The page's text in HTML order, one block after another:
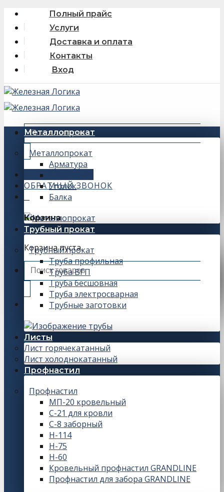
Skip
content
Полный прайс
Услуги
Доставка и оплата
Контакты
Вход
Искать:
+7 (343) 243-56-66
ОБРАТНЫЙ ЗВОНОК
Корзина
Корзина пуста.
Искать:
Металлопрокат
Металлопрокат
Арматура
Уголок
Балка
Трубный прокат
Трубный прокат
Труба профильная
Труба ВГП
Труба бесшовная
Труба электросварная
Трубные заготовки
Листы
Лист горячекатанный
Лист холоднокатанный
Профнастил
Профнастил
МП-20 кровельный
С-21 для кровли
С-8 заборный
Н-114
Н-75
Н-60
Кровельный профнастил GRANDLINE
Профнастил для забора GRANDLINE